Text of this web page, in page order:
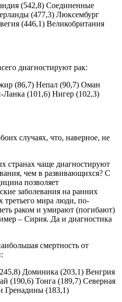
(542,8) Соединенные
(477,3) Люксембург
(446,1) Великобритания
диагностируют рак:
(86,7) Непал (90,7) Оман
(101,6) Нигер (102,3)
случаях, что, наверное, не
странах чаще диагностируют
чем в развивающихся? С
позволяет
заболевания на ранних
третьего мира люди, по-
раком и умирают (погибают)
– Сирия. Да и диагностика
смертность от
Доминика (203,1) Венгрия
(190,6) Тонга (189,7) Северная
Гренадины (183,1)